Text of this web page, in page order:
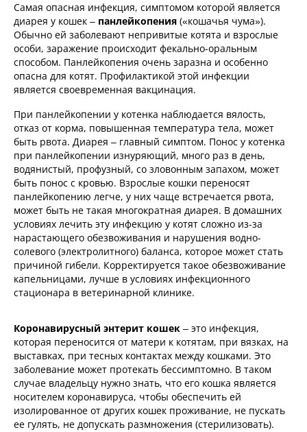
Самая опасная инфекция, симптомом которой является
диарея у кошек – панлейкопения («кошачья чума»).
Обычно ей заболевают непривитые котята и взрослые
особи, заражение происходит фекально-оральным
способом. Панлейкопения очень заразна и особенно
опасна для котят. Профилактикой этой инфекции
является своевременная вакцинация.
При панлейкопении у котенка наблюдается вялость,
отказ от корма, повышенная температура тела, может
быть рвота. Диарея – главный симптом. Понос у котенка
при панлейкопении изнуряющий, много раз в день,
водянистый, профузный, со зловонным запахом, может
быть понос с кровью. Взрослые кошки переносят
панлейкопению легче, у них чаще встречается рвота,
может быть не такая многократная диарея. В домашних
условиях лечить эту инфекцию у котят сложно из-за
нарастающего обезвоживания и нарушения водно-
солевого (электролитного) баланса, которое может стать
причиной гибели. Корректируется такое обезвоживание
капельницами, лучше в условиях инфекционного
стационара в ветеринарной клинике.
Коронавирусный энтерит кошек – это инфекция,
которая переносится от матери к котятам, при вязках, на
выставках, при тесных контактах между кошками. Это
заболевание может протекать бессимптомно. В таком
случае владельцу нужно знать, что его кошка является
носителем коронавируса, чтобы обеспечить ей
изолированное от других кошек проживание, не пускать
ее гулять, не допускать размножения (стерилизовать).